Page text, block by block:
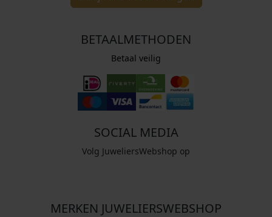
BETAALMETHODEN
Betaal veilig
SOCIAL MEDIA
Volg JuweliersWebshop op
MERKEN JUWELIERSWEBSHOP